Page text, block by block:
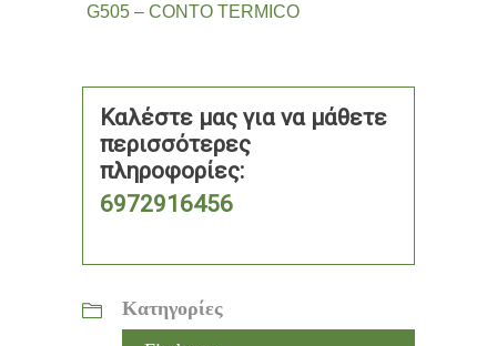
G505 – CONTO TERMICO
Καλέστε μας για να μάθετε
περισσότερες
πληροφορίες:
6972916456
Κατηγορίες